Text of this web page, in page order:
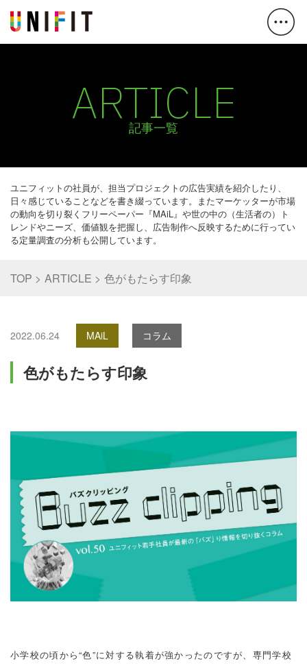
ARTICLE
記事一覧
ユニフィットの社員が、担当プロジェクトの広告実績を紹介したり、
日々感じていることなどを書き綴っています。またマーケッターが市場
の動向を切り裂くフリーペーパー『MAiL』や世の中の（生活者の）ト
レンドやニーズ、価値観を把握し、広告制作へ反映するために行ってい
る定量調査の分析も公開しています。
TOP ARTICLE 色がもたらす印象
2022.06.24 MAiL コラム
色がもたらす印象
小学校の頃から“色”に対する執着が強かったのですが、専門学校